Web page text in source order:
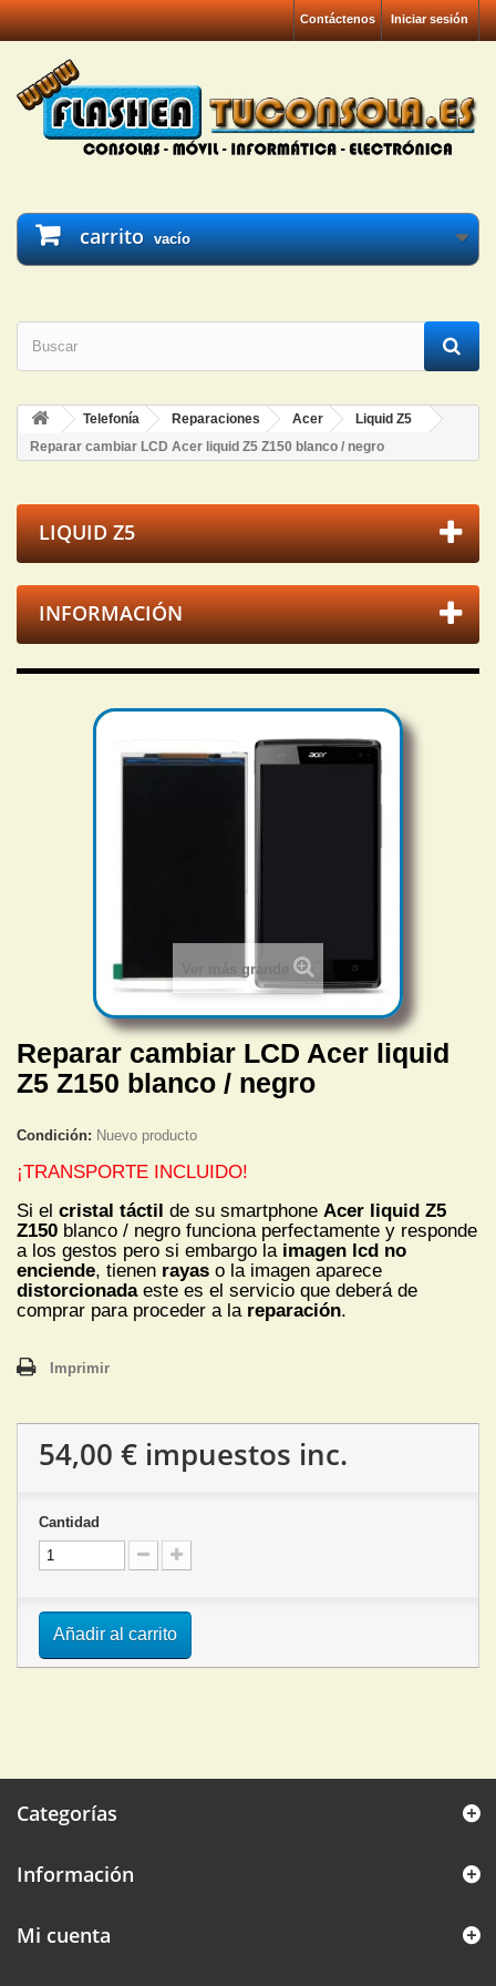
Iniciar sesión
Contáctenos
carrito vacío
Telefonía Reparaciones Acer
Liquid Z5
Reparar cambiar LCD Acer liquid Z5 Z150 blanco / negro
LIQUID Z5
INFORMACIÓN
Ver más grande
Reparar cambiar LCD Acer liquid
Z5 Z150 blanco / negro
Condición: Nuevo producto
¡TRANSPORTE INCLUIDO!
Si el cristal táctil de su smartphone Acer liquid Z5
Z150 blanco / negro funciona perfectamente y responde
a los gestos pero si embargo la imagen lcd no
enciende, tienen rayas o la imagen aparece
distorcionadaeste es el servicio que deberá de
comprar para proceder a la reparación.
Imprimir
54,00 € impuestos inc.
Cantidad
Añadir al carrito
Categorías
Información
Mi cuenta